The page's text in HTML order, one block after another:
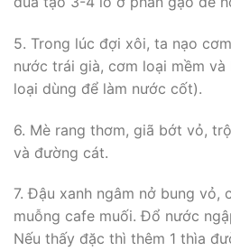
5. Trong lúc đợi xôi, ta nạo
nước trái già, cơm loại mềm
loại dùng để làm nước cốt).
6. Mè rang thơm, giã bớt vỏ,
và đường cát.
7. Đậu xanh ngâm nở bung vỏ,
muỗng cafe muối. Đổ nước
Nếu thấy đặc thì thêm 1 thìa